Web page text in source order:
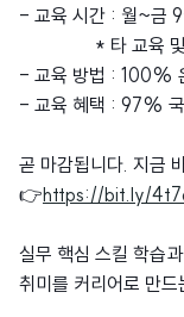
- 교육 시간 : 월~금
* 타 교육 및 직
- 교육 방법 : 100%
- 교육 혜택 : 97% 국
곧 마감됩니다. 지금
👉https://bit.ly/
실무 핵심 스킬 학습
취미를 커리어로 만